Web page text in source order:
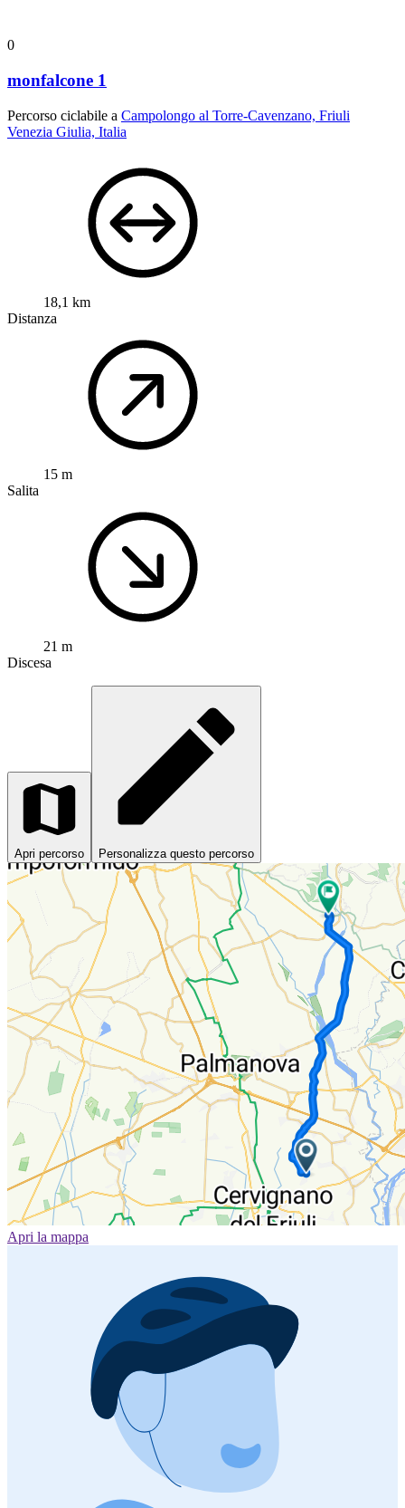
0
monfalcone 1
Percorso ciclabile a Campolongo al Torre-Cavenzano, Friuli
Venezia Giulia, Italia
18,1 km
Distanza
15 m
Salita
21 m
Discesa
Apri percorso Personalizza questo percorso
Apri la mappa